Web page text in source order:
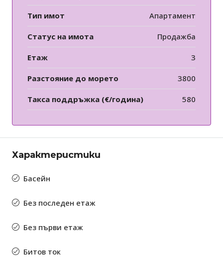
Тип имот Апартамент
Статус на имота Продажба
Етаж 3
Разстояние до морето 3800
Такса поддръжка (€/година) 580
Характеристики
Басейн
Без последен етаж
Без първи етаж
Битов ток